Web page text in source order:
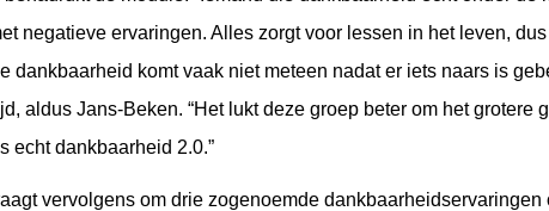
negatieve ervaringen. Alles zorgt voor lessen in het leven,
dankbaarheid komt vaak niet meteen nadat er iets naars is
aldus Jans-Beken. “Het lukt deze groep beter om het grotere
echt dankbaarheid 2.0.”
vervolgens om drie zogenoemde dankbaarheidservaringen